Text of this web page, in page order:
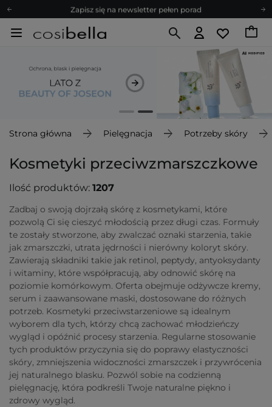
Zapisz się na newsletter pełen porad
Bezpłatne konsultacje kosmetologiczne
Poleć nas i zyskaj jeszcze więcej punktów
Zapisz się na newsletter pełen porad
Strona główna Pielęgnacja Potrzeby skóry
Kosmetyki przeciwzmarszczkowe
Ilość produktów: 1207
Zadbaj o swoją dojrzałą skórę z kosmetykami, które
pozwolą Ci się cieszyć młodością przez długi czas. Formuły
te zostały stworzone, aby zwalczać oznaki starzenia, takie
jak zmarszczki, utrata jędrności i nierówny koloryt skóry.
Zawierają składniki takie jak retinol, peptydy, antyoksydanty
i witaminy, które współpracują, aby odnowić skórę na
poziomie komórkowym. Oferta obejmuje odżywcze kremy,
serum i zaawansowane maski, dostosowane do różnych
potrzeb. Kosmetyki przeciwstarzeniowe są idealnym
wyborem dla tych, którzy chcą zachować młodzieńczy
wygląd i opóźnić procesy starzenia. Regularne stosowanie
tych produktów przyczynia się do poprawy elastyczności
skóry, zmniejszenia widoczności zmarszczek i przywrócenia
jej naturalnego blasku. Pozwól sobie na codzienną
pielęgnację, która podkreśli Twoje naturalne piękno i
zdrowy wygląd.